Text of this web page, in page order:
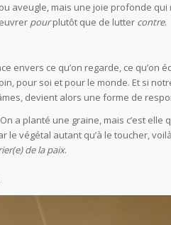
aveugle, mais une joie profonde qui
pourplutôt que de lutter contre.
envers ce qu’on regarde, ce qu’on
pour soi et pour le monde. Et si
devient alors une forme de
a planté une graine, mais c’est elle
végétal autant qu’à le toucher,
de la paix.